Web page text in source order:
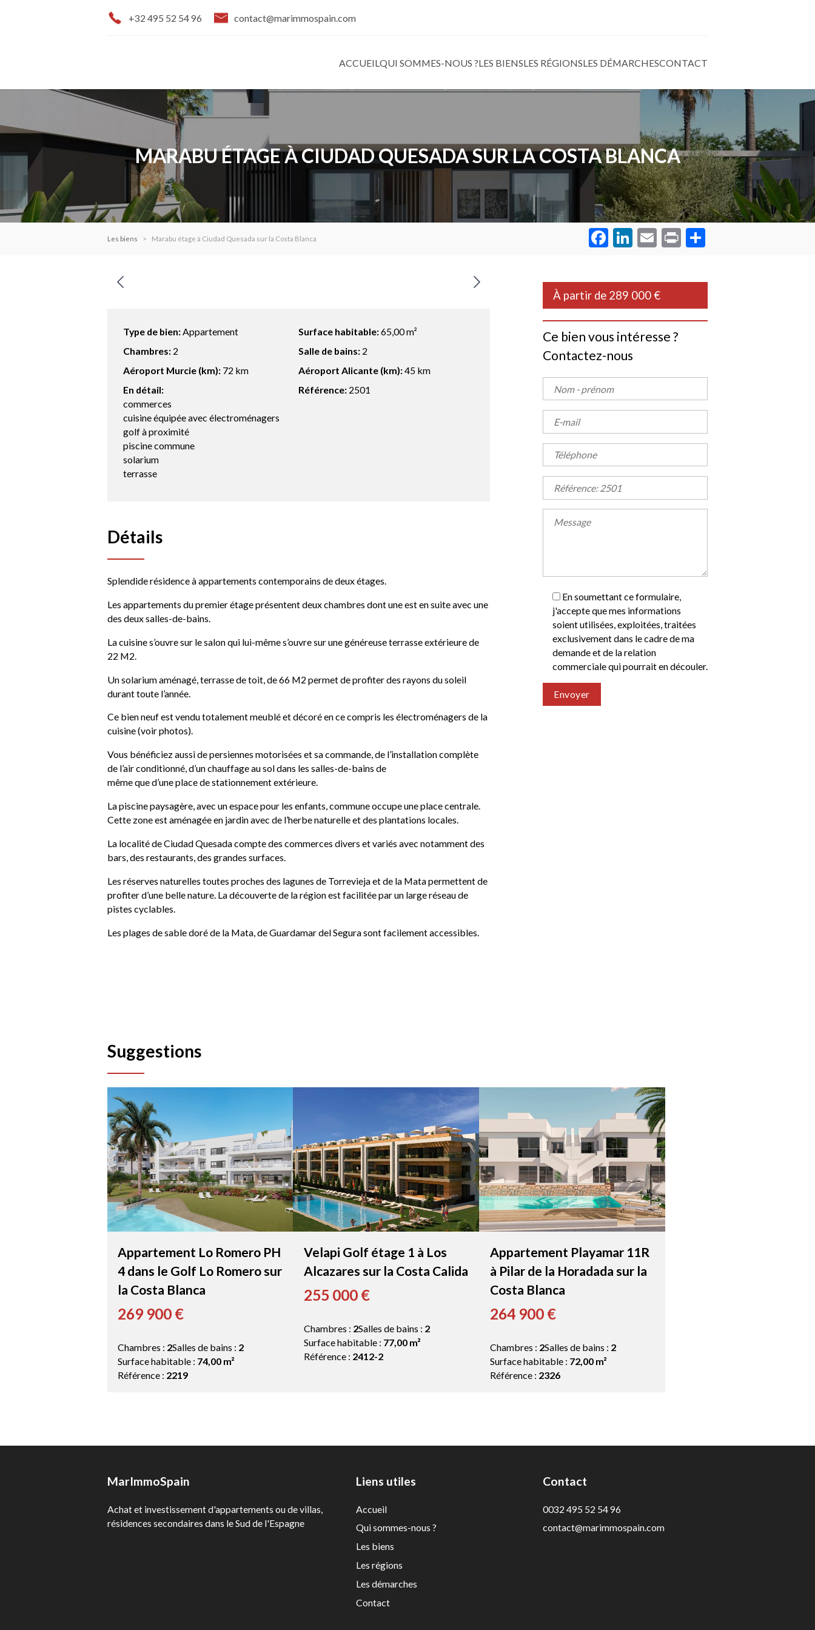
+32 495 52 54 96 contact@marimmospain.com
ACCUEILQUI SOMMES-NOUS ?LES BIENSLES RÉGIONSLES DÉMARCHESCONTACT
MARABU ÉTAGE À CIUDAD QUESADA SUR LA COSTA BLANCA
Les biens Marabu étage à Ciudad Quesada sur la Costa Blanca Facebook
LinkedIn
Email
Print
Type de bien:Appartement Surface habitable:65,00 m²
Chambres:2 Salle de bains: 2
Aéroport Murcie (km):72 km Aéroport Alicante (km):45 km
En détail:
commerces
cuisine équipée avec électroménagers
golf à proximité
piscine commune
solarium
terrasse
Référence: 2501
Détails
Splendide résidence à appartements contemporains de deux étages.
Les appartements du premier étage présentent deux chambres dont une est en suite avec une
des deux salles-de-bains.
La cuisine s’ouvre sur le salon qui lui-même s’ouvre sur une généreuse terrasse extérieure de
22 M2.
Un solarium aménagé, terrasse de toit, de 66 M2 permet de profiter des rayons du soleil
durant toute l’année.
Ce bien neuf est vendu totalement meublé et décoré en ce compris les électroménagers de la
cuisine (voir photos).
Vous bénéficiez aussi de persiennes motorisées et sa commande, de l’installation complète
de l’air conditionné, d’un chauffage au sol dans les salles-de-bains de
même que d’une place de stationnement extérieure.
La piscine paysagère, avec un espace pour les enfants, commune occupe une place centrale.
Cette zone est aménagée en jardin avec de l’herbe naturelle et des plantations locales.
La localité de Ciudad Quesada compte des commerces divers et variés avec notamment des
bars, des restaurants, des grandes surfaces.
Les réserves naturelles toutes proches des lagunes de Torrevieja et de la Mata permettent de
profiter d’une belle nature. La découverte de la région est facilitée par un large réseau de
pistes cyclables.
Les plages de sable doré de la Mata, de Guardamar del Segura sont facilement accessibles.
À partir de 289 000 €
Ce bien vous intéresse ?
Contactez-nous
En soumettant ce formulaire,
j'accepte que mes informations
soient utilisées, exploitées, traitées
exclusivement dans le cadre de ma
demande et de la relation
commerciale qui pourrait en découler.
Envoyer
Suggestions
Appartement Lo Romero PH
4 dans le Golf Lo Romero sur
la Costa Blanca
269 900 €
Chambres : 2Salles de bains : 2
Surface habitable : 74,00 m²
Référence : 2219
Velapi Golf étage 1 à Los
Alcazares sur la Costa Calida
255 000 €
Chambres : 2Salles de bains : 2
Surface habitable : 77,00 m²
Référence : 2412-2
Appartement Playamar 11R
à Pilar de la Horadada sur la
Costa Blanca
264 900 €
Chambres : 2Salles de bains : 2
Surface habitable : 72,00 m²
Référence : 2326
MarImmoSpain
Achat et investissement d'appartements ou de villas,
résidences secondaires dans le Sud de l'Espagne
Liens utiles
Accueil
Qui sommes-nous ?
Les biens
Les régions
Les démarches
Contact
Contact
0032 495 52 54 96
contact@marimmospain.com